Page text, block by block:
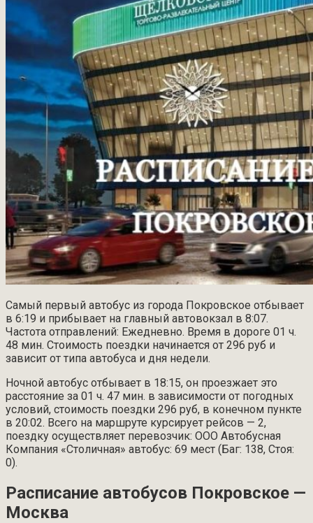
Самый первый автобус из города Покровское отбывает
в 6:19 и прибывает на главный автовокзал в 8:07.
Частота отправлений: Ежедневно. Время в дороге 01 ч.
48 мин. Стоимость поездки начинается от 296 руб и
зависит от типа автобуса и дня недели.
Ночной автобус отбывает в 18:15, он проезжает это
расстояние за 01 ч. 47 мин. в зависимости от погодных
условий, стоимость поездки 296 руб, в конечном пункте
в 20:02. Всего на маршруте курсирует рейсов — 2,
поездку осуществляет перевозчик: ООО Автобусная
Компания «Столичная» автобус: 69 мест (Баг: 138, Стоя:
0).
Расписание автобусов Покровское —
Москва